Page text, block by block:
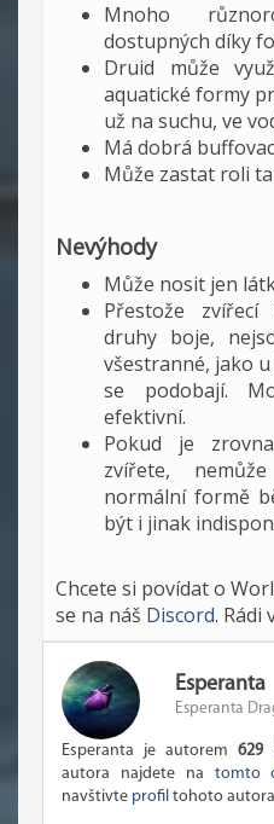
Mnoho
dostupných díky
Druid může
aquatické formy
už na suchu, ve
Má dobrá
Může zastat roli
Nevýhody
Může nosit jen
Přestože
druhy boje,
všestranné, jako
se podobají.
efektivní.
Pokud je
zvířete,
normální formě
být i jinak
Chcete si povídat o
se na náš Discord. Rádi
Esperanta
Esperanta
Esperanta je autorem629
autora najdete na tomto
navštivte profil tohoto